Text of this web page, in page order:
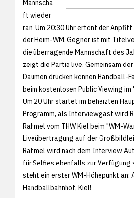
Mannscha
ft wieder
ran: Um 20:30 Uhr ertönt der Anpfiff
der Heim-WM. Gegner ist mit
die überragende Mannschaft des
zeigt die Partie live. Gemeinsam
Daumen drücken können Handball-
beim kostenlosen Public Viewing im
Um 20 Uhr startet im beheizten
Programm, als Interviewgast wird
Rahmel vom THW Kiel beim "WM-
Liveübertragung auf der
Rahmel wird nach dem Interview
für Selfies ebenfalls zur Verfügung
steht ein erster WM-Höhepunkt an:
Handballbahnhof, Kiel!